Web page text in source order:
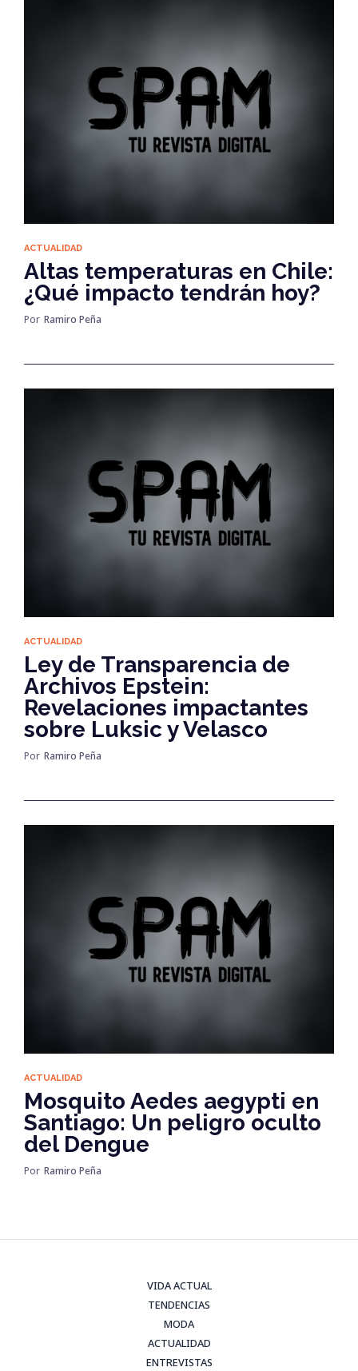
ACTUALIDAD
Altas temperaturas en Chile:
¿Qué impacto tendrán hoy?
Por Ramiro Peña
ACTUALIDAD
Ley de Transparencia de
Archivos Epstein:
Revelaciones impactantes
sobre Luksic y Velasco
Por Ramiro Peña
ACTUALIDAD
Mosquito Aedes aegypti en
Santiago: Un peligro oculto
del Dengue
Por Ramiro Peña
VIDA ACTUAL
TENDENCIAS
MODA
ACTUALIDAD
ENTREVISTAS